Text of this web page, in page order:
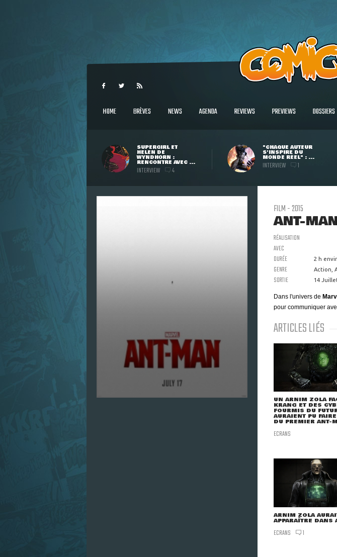
HOME BRÈVES NEWS AGENDA REVIEWS PREVIEWS DOSSIERS
SUPERGIRL ET
HELEN DE
WYNDHORN :
RENCONTRE AVEC ...
INTERVIEW 4
"CHAQUE AUTEUR
S'INSPIRE DU
MONDE RÉEL" : ...
INTERVIEW 1
FILM - 2015
ANT-MAN
RÉALISATION
AVEC
DURÉE
2 h
GENRE Action,
SORTIE 14
Dans l'univers de
pour communiquer
ARTICLES LIÉS
UN ARNIM ZOLA
KRANG ET DES
FOURMIS DU
AURAIENT PU
DU PREMIER ANT-
ECRANS
ARNIM ZOLA
APPARAÎTRE DANS
ECRANS 1